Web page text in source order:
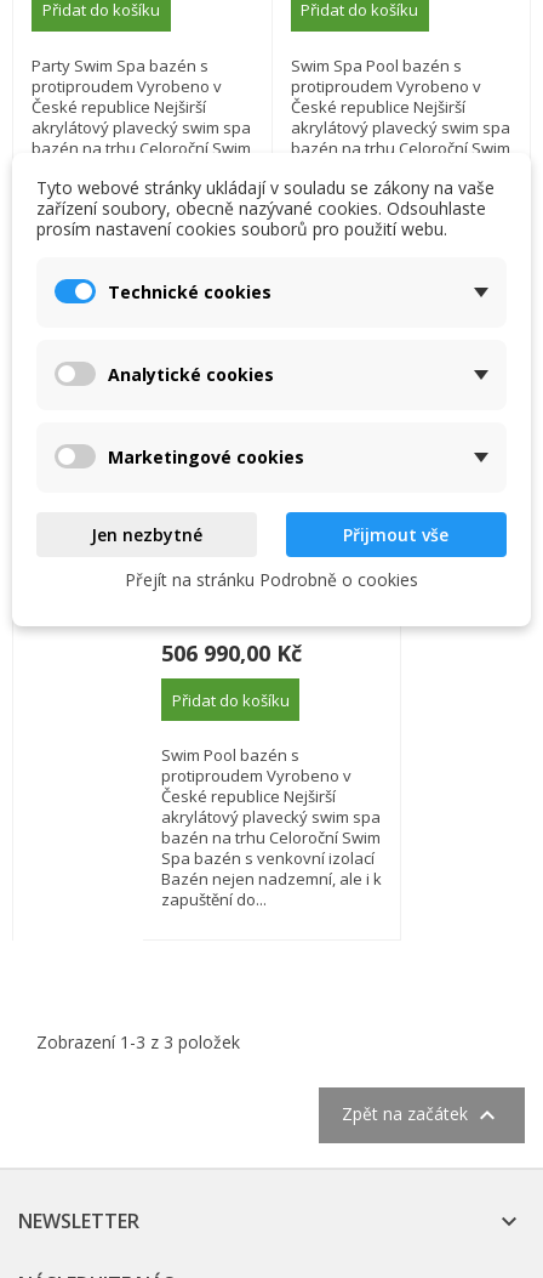
Přidat do košíku
Party Swim Spa bazén s
protiproudem Vyrobeno v
České republice Nejširší
akrylátový plavecký swim spa
bazén na trhu Celoroční Swim
Bazén nejen nadzemní, ale i
k...
Přidat do košíku
Swim Spa Pool bazén s
protiproudem Vyrobeno v
České republice Nejširší
akrylátový plavecký swim spa
bazén na trhu Celoroční Swim
Bazén nejen nadzemní, ale i
k...
Swim Pool bazén s
protiproudem
506 990,00 Kč
Přidat do košíku
Swim Pool bazén s
protiproudem Vyrobeno v
České republice Nejširší
akrylátový plavecký swim spa
bazén na trhu Celoroční Swim
Spa bazén s venkovní izolací
Bazén nejen nadzemní, ale i k
zapuštění do...
Zobrazení 1-3 z 3 položek
Zpět na začátek 
NEWSLETTER 
add_circle_outline Create new list
((modalTitle)) ×
Zrušit Vytvořit seznam přání
Tyto webové stránky ukládají v souladu se zákony na vaše
zařízení soubory, obecně nazývané cookies. Odsouhlaste
prosím nastavení cookies souborů pro použití webu.
Technické cookies
Analytické cookies
Marketingové cookies
Jen nezbytné
Přijmout vše
Přejít na stránku Podrobně o cookies